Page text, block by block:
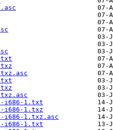
i686-1.txt
i686-1.txz
i686-1.txz.asc
i686-1.txt